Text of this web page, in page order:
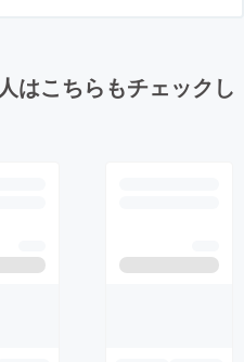
はこちらもチェックし